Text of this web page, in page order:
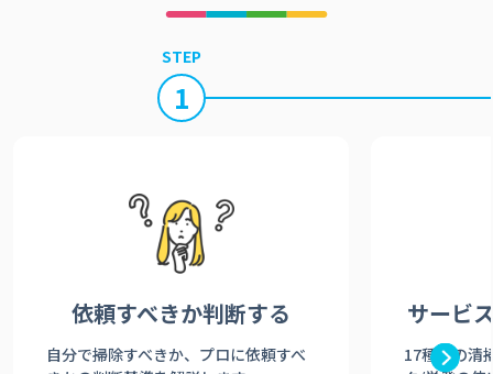
STEP
1
依頼すべきか判断する
自分で掃除すべきか、プロに依頼すべ
サービ
17種類の清